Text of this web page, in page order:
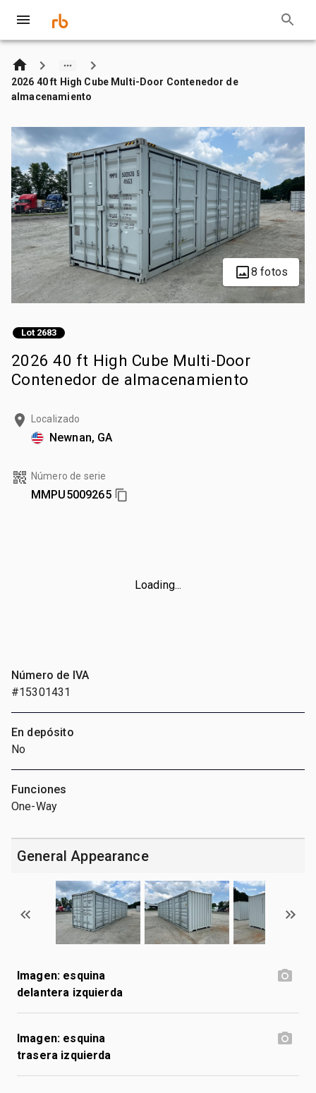
2026 40 ft High Cube Multi-Door Contenedor de
almacenamiento
8 fotos
Lot 2683
2026 40 ft High Cube Multi-Door
Contenedor de almacenamiento
Localizado
Newnan, GA
Número de serie
MMPU5009265
Loading...
Número de IVA
#15301431
En depósito
No
Funciones
One-Way
General Appearance
Imagen: esquina
delantera izquierda
Imagen: esquina
trasera izquierda